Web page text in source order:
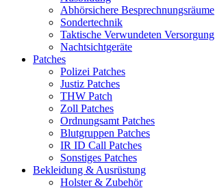
Abhörsichere Besprechnungsräume
Sondertechnik
Taktische Verwundeten Versorgung
Nachtsichtgeräte
Patches
Polizei Patches
Justiz Patches
THW Patch
Zoll Patches
Ordnungsamt Patches
Blutgruppen Patches
IR ID Call Patches
Sonstiges Patches
Bekleidung & Ausrüstung
Holster & Zubehör